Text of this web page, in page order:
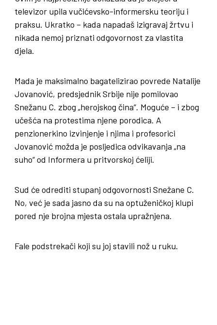
televizor upila vučićevsko-informersku teoriju i
praksu. Ukratko – kada napadaš izigravaj žrtvu i
nikada nemoj priznati odgovornost za vlastita
djela.
Mada je maksimalno bagatelizirao povrede Natalije
Jovanović, predsjednik Srbije nije pomilovao
Snežanu C. zbog „herojskog čina“. Moguće – i zbog
učešća na protestima njene porodica. A
penzionerkino izvinjenje i njima i profesorici
Jovanović možda je posljedica odvikavanja „na
suho“ od Informera u pritvorskoj ćeliji.
Sud će odrediti stupanj odgovornosti Snežane C.
No, već je sada jasno da su na optuženičkoj klupi
pored nje brojna mjesta ostala upražnjena.
Fale podstrekači koji su joj stavili nož u ruku.